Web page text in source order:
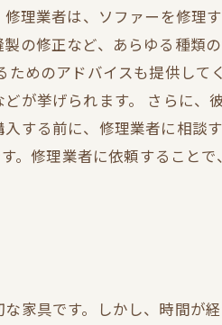
理業者は、ソファーを修理
の修正など、あらゆる種類
めのアドバイスも提供して
が挙げられます。 さらに、
する前に、修理業者に相談
。修理業者に依頼すること
家具です。しかし、時間が